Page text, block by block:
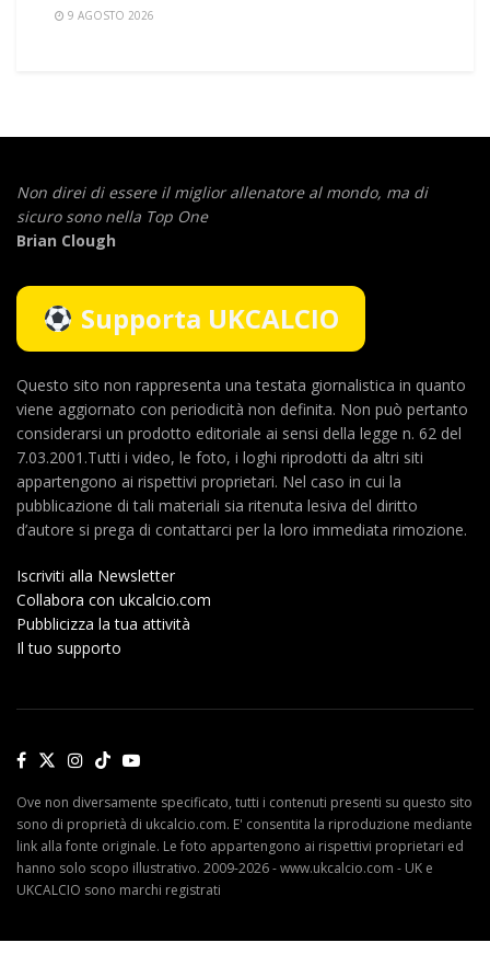
9 AGOSTO 2026
Non direi di essere il miglior allenatore al mondo, ma di
sicuro sono nella Top One
Brian Clough
Supporta UKCALCIO
Questo sito non rappresenta una testata giornalistica in quanto
viene aggiornato con periodicità non definita. Non può pertanto
considerarsi un prodotto editoriale ai sensi della legge n. 62 del
7.03.2001.Tutti i video, le foto, i loghi riprodotti da altri siti
appartengono ai rispettivi proprietari. Nel caso in cui la
pubblicazione di tali materiali sia ritenuta lesiva del diritto
d’autore si prega di contattarci per la loro immediata rimozione.
Iscriviti alla Newsletter
Collabora con ukcalcio.com
Pubblicizza la tua attività
Il tuo supporto
Ove non diversamente specificato, tutti i contenuti presenti su questo sito
sono di proprietà di ukcalcio.com. E' consentita la riproduzione mediante
link alla fonte originale. Le foto appartengono ai rispettivi proprietari ed
hanno solo scopo illustrativo. 2009-2026 - www.ukcalcio.com - UK e
UKCALCIO sono marchi registrati